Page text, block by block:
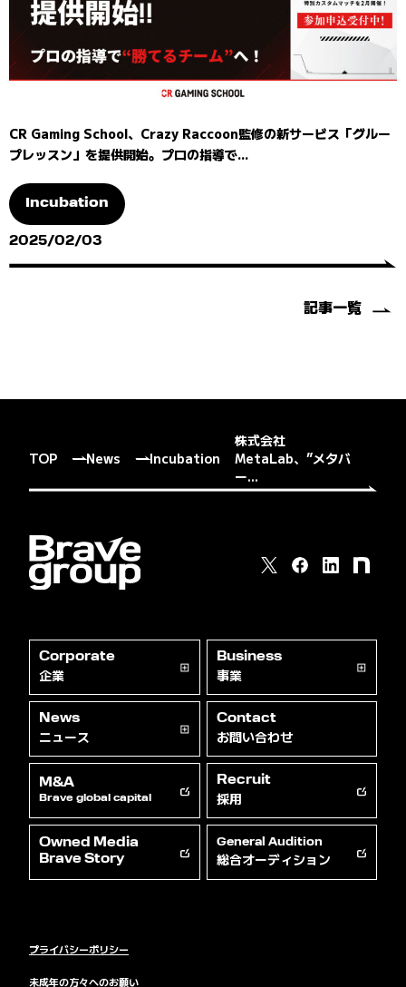
CR Gaming School、Crazy Raccoon監修の新サービス「グルー
プレッスン」を提供開始。プロの指導で...
Incubation
2025/02/03
記事一覧
TOP News Incubation
株式会社
MetaLab、”メタバ
ー...
Corporate
企業
Business
事業
News
ニュース
Contact
お問い合わせ
M&A
Brave global capital
Recruit
採用
Owned Media
Brave Story
General Audition
総合オーディション
プライバシーポリシー
未成年の方々へのお願い